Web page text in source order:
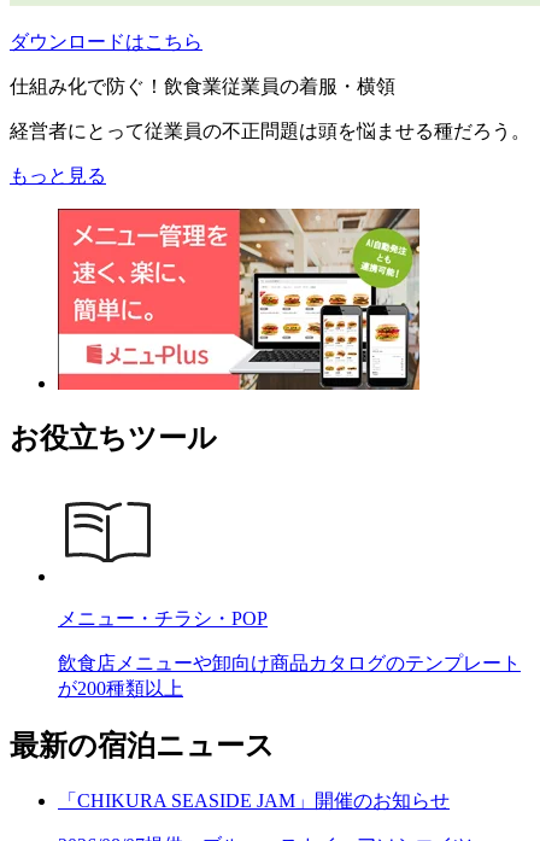
ダウンロードはこちら
仕組み化で防ぐ！飲食業従業員の着服・横領
経営者にとって従業員の不正問題は頭を悩ませる種だろう。
もっと見る
お役立ちツール
メニュー・チラシ・POP
飲食店メニューや卸向け商品カタログのテンプレート
が200種類以上
最新の宿泊ニュース
「CHIKURA SEASIDE JAM」開催のお知らせ